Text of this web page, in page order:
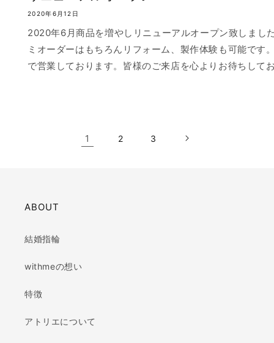
2020年6月12日
2020年6月商品を増やしリニューアルオープン致しまし
ミオーダーはもちろんリフォーム、製作体験も可能です
で営業しております。皆様のご来店を心よりお待ちして
1 2 3
ABOUT
結婚指輪
withmeの想い
特徴
アトリエについて